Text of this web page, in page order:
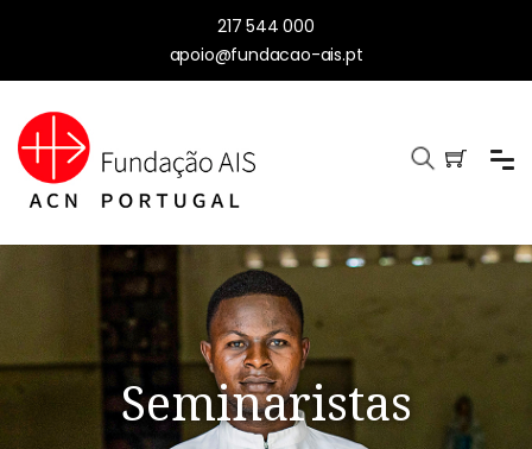
217 544 000
apoio@fundacao-ais.pt
Seminaristas